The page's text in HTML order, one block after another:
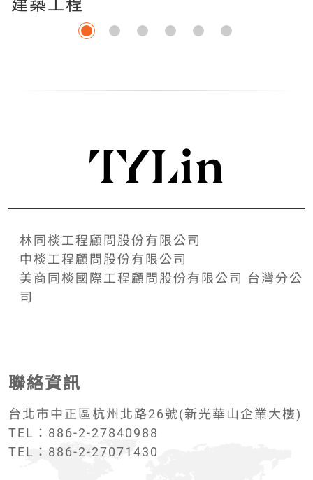
建築工程
林同棪工程顧問股份有限公司
中棪工程顧問股份有限公司
美商同棪國際工程顧問股份有限公司 台灣分公
司
聯絡資訊
台北市中正區杭州北路26號(新光華山企業大樓)
TEL：886-2-27840988
TEL：886-2-27071430